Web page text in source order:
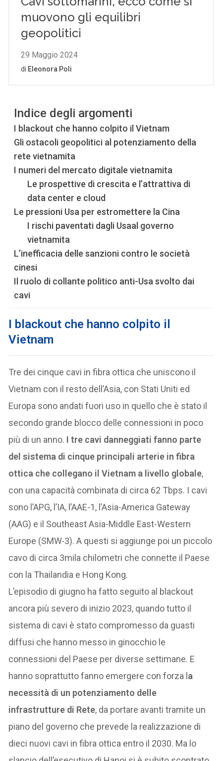
Indice degli argomenti
I blackout che hanno colpito il Vietnam
Gli ostacoli geopolitici al potenziamento della
rete vietnamita
I numeri del mercato digitale vietnamita
Le prospettive di crescita e l’attrattiva di
data center e cloud
Le pressioni Usa per estromettere la Cina
I rischi paventati dagli Usaal governo
vietnamita
L’inefficacia delle sanzioni contro le società
cinesi
Il ruolo di collante politico anti-Usa svolto dai
cavi
I blackout che hanno colpito il
Vietnam
Tre dei cinque cavi in fibra ottica che uniscono il
Vietnam con il resto dell’Asia, con Stati Uniti ed
Europa sono andati fuori uso in quello che è stato il
secondo grande blocco delle connessioni in poco
più di un anno. I tre cavi danneggiati fanno parte
del sistema di cinque principali arterie in fibra
ottica che collegano il Vietnam a livello globale,
con una capacità combinata di circa 62 Tbps. I cavi
sono l’APG, l’IA, l’AAE-1, l’Asia-America Gateway
(AAG) e il Southeast Asia-Middle East-Western
Europe (SMW-3). A questi si aggiunge poi un piccolo
cavo di circa 3mila chilometri che connette il Paese
con la Thailandia e Hong Kong.
L’episodio di giugno ha fatto seguito al blackout
ancora più severo di inizio 2023, quando tutto il
sistema di cavi è stato compromesso da guasti
diffusi che hanno messo in ginocchio le
connessioni del Paese per diverse settimane. E
hanno soprattutto fanno emergere con forza la
necessità di un potenziamento delle
infrastrutture di Rete, da portare avanti tramite un
piano del governo che prevede la realizzazione di
dieci nuovi cavi in fibra ottica entro il 2030. Ma lo